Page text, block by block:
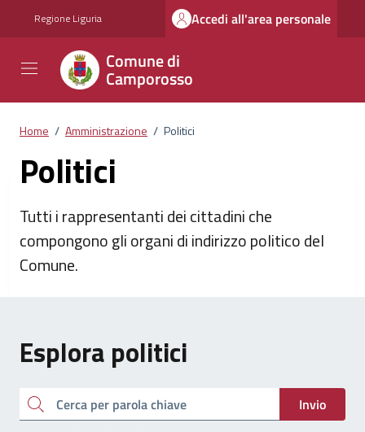
Regione Liguria Accedi all'area personale
Comune di
Camporosso
Home / Amministrazione / Politici
Politici
Tutti i rappresentanti dei cittadini che
compongono gli organi di indirizzo politico del
Comune.
Esplora politici
Cerca
Invio